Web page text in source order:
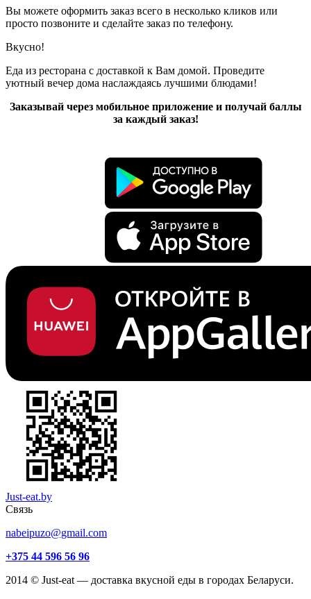
Вы можете оформить заказ всего в несколько кликов или
просто позвоните и сделайте заказ по телефону.
Вкусно!
Еда из ресторана с доставкой к Вам домой. Проведите
уютный вечер дома наслаждаясь лучшими блюдами!
Заказывай через мобильное приложение и получай баллы
за каждый заказ!
Just-eat.by
Связь
nabeipuzo@gmail.com
+375 44 596 56 96
2014 © Just-eat — доставка вкусной еды в городах Беларуси.